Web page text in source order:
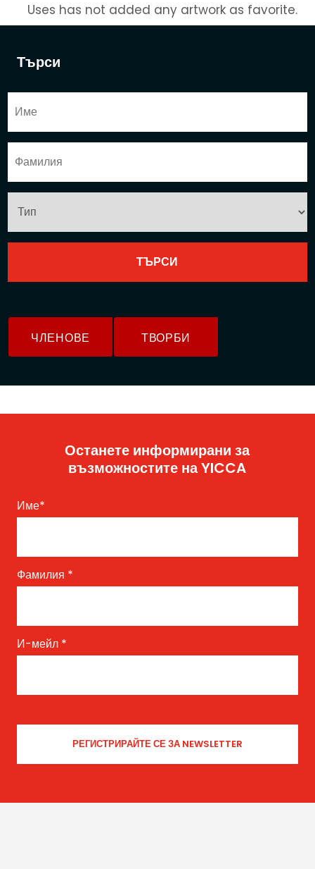
Търси
ЧЛЕНОВЕ ТВОРБИ
Uses has not added any artwork as favorite.
Останете информирани за
възможностите на YICCA
Име*
Фамилия *
И-мейл *